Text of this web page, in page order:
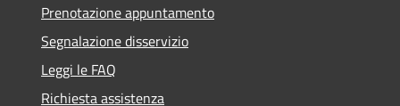
Prenotazione appuntamento
Segnalazione disservizio
Leggi le FAQ
Richiesta assistenza